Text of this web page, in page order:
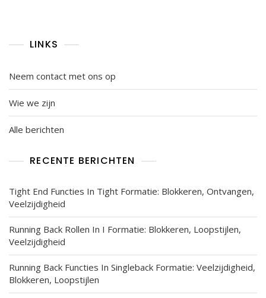
LINKS
Neem contact met ons op
Wie we zijn
Alle berichten
RECENTE BERICHTEN
Tight End Functies In Tight Formatie: Blokkeren, Ontvangen,
Veelzijdigheid
Running Back Rollen In I Formatie: Blokkeren, Loopstijlen,
Veelzijdigheid
Running Back Functies In Singleback Formatie: Veelzijdigheid,
Blokkeren, Loopstijlen